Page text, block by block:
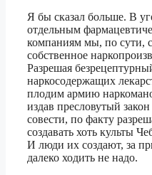
Я бы сказал больше. В
отдельным
компаниям мы, по сути,
собственное
Разрешая
наркосодержащих
плодим армию
издав пресловутый
совести, по факту
создавать хоть культы
И люди их создают, за
далеко ходить не надо.